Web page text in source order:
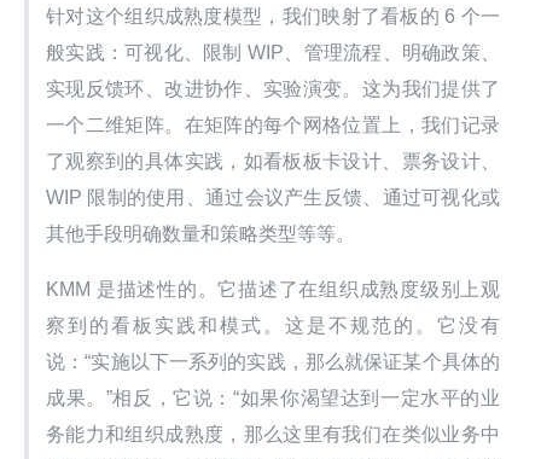
针对这个组织成熟度模型，我们映射了看板的 6 个一
般实践：可视化、限制 WIP、管理流程、明确政策、
实现反馈环、改进协作、实验演变。这为我们提供了
一个二维矩阵。在矩阵的每个网格位置上，我们记录
了观察到的具体实践，如看板板卡设计、票务设计、
WIP 限制的使用、通过会议产生反馈、通过可视化或
其他手段明确数量和策略类型等等。
KMM 是描述性的。它描述了在组织成熟度级别上观
察到的看板实践和模式。这是不规范的。它没有
说：“实施以下一系列的实践，那么就保证某个具体的
成果。”相反，它说：“如果你渴望达到一定水平的业
务能力和组织成熟度，那么这里有我们在类似业务中